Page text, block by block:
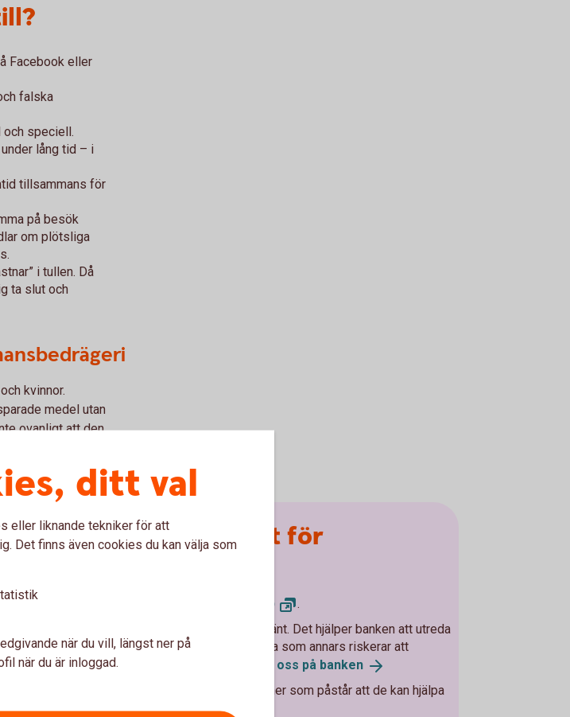
Facebook eller
falska
och speciell.
lång tid – i
tillsammans för
på besök
om plötsliga
i tullen. Då
ta slut och
kvinnor.
medel utan
ovanligt att den
Om du blivit utsatt för
(polisen.se)
.
Ring banken, berätta vad som har hänt. Det hjälper banken att utreda
vad som hänt, vilket kan hjälpa andra som annars riskerar att
drabbas på liknande sätt.
Kontakta oss på banken
Avbryt all kontakt, även med personer som påstår att de kan hjälpa
dig att få tillbaka pengarna.
ditt val
eller liknande tekniker för att
Det finns även cookies du kan välja som
när du vill, längst ner på
när du är inloggad.